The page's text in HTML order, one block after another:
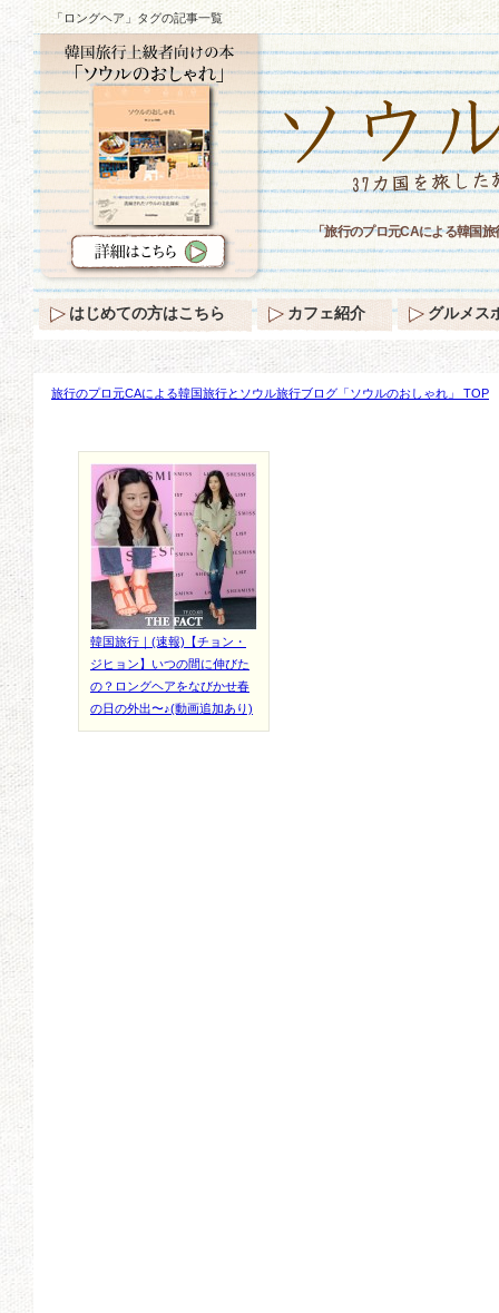
「ロングヘア」タグの記事一覧
旅行のプロ元CAによる韓国旅行とソウル旅行ブログ「ソウルのおしゃれ」 TOP
韓国旅行｜(速報)【チョン・
ジヒョン】いつの間に伸びた
の？ロングヘアをなびかせ春
の日の外出〜♪(動画追加あり)
「旅行のプロ元CAによる韓国
はじめての方はこちら カフェ紹介 グルメス